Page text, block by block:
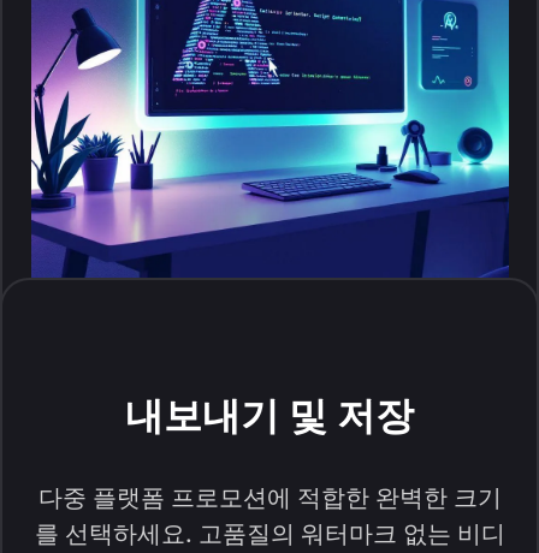
내보내기 및 저장
다중 플랫폼 프로모션에 적합한 완벽한 크기
를 선택하세요. 고품질의 워터마크 없는 비디